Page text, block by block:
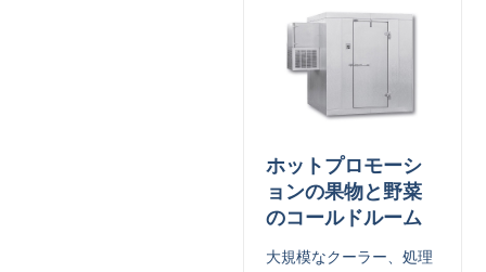
ホットプロモーシ
ョンの果物と野菜
のコールドルーム
大規模なクーラー、処理